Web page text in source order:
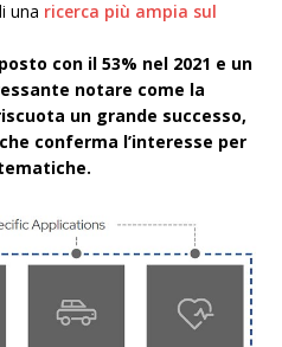
una ricerca più ampia sul
con il 53% nel 2021 e un
notare come la
un grande successo,
conferma l’interesse per